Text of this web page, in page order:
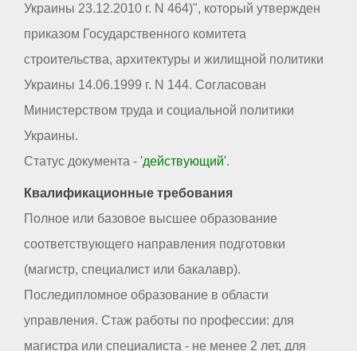
Украины 23.12.2010 г. N 464)", который утвержден
приказом Государственного комитета
строительства, архитектуры и жилищной политики
Украины 14.06.1999 г. N 144. Согласован
Министерством труда и социальной политики
Украины.
Статус документа - 'действующий'.
Квалификационные требования
Полное или базовое высшее образование
соответствующего направления подготовки
(магистр, специалист или бакалавр).
Последипломное образование в области
управления. Стаж работы по профессии: для
магистра или специалиста - не менее 2 лет, для